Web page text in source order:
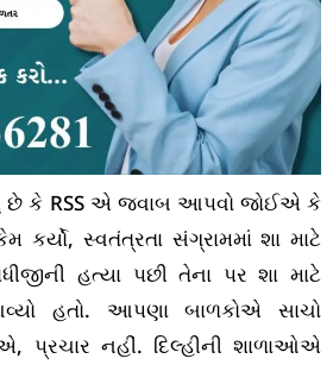
છે કે RSS એ જવાબ આપવો જોઈએ કે
કર્યો, સ્વતંત્રતા સંગ્રામમાં શા માટે
હત્યા પછી તેના પર શા માટે
હતો. આપણા બાળકોએ સાચો
પ્રચાર નહીં. દિલ્હીની શાળાઓએ